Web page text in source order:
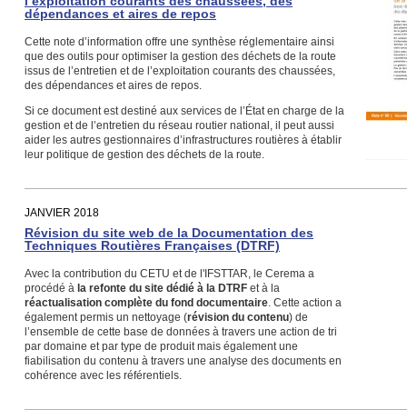
dépendances et aires de repos
Cette note d’information offre une synthèse réglementaire ainsi
que des outils pour optimiser la gestion des déchets de la route
issus de l’entretien et de l’exploitation courants des chaussées,
des dépendances et aires de repos.
Si ce document est destiné aux services de l’État en charge de la
gestion et de l’entretien du réseau routier national, il peut aussi
aider les autres gestionnaires d’infrastructures routières à établir
leur politique de gestion des déchets de la route.
JANVIER 2018
Révision du site web de la Documentation des
Techniques Routières Françaises (DTRF)
Avec la contribution du CETU et de l'IFSTTAR, le Cerema a
procédé à la refonte du site dédié à la DTRF et à la
réactualisation complète du fond documentaire. Cette action a
également permis un nettoyage (révision du contenu) de
l’ensemble de cette base de données à travers une action de tri
par domaine et par type de produit mais également une
fiabilisation du contenu à travers une analyse des documents en
cohérence avec les référentiels.